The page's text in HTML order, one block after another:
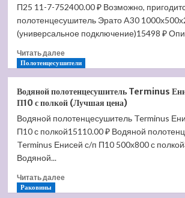
30*30/30*10
П15
4
дер.накл.12шт
цена)
П25 11-7-752400.00 ₽ Возможно,
полотенцесушитель Эрато A30
(универсальное подключение)15498 ₽
Читать далееПрочитать
больше
водяной
Benetto
Римини
30*30/10*30
П25
7
Полотенцесушители
Водяной полотенцесушитель Terminus
П10 с полкой (Лучшая цена)
Водяной полотенцесушитель Terminus
П10 с полкой15110.00 ₽ Водяной
Terminus Енисей с/п П10 500х800 с
Водяной...
Читать далееПрочитать
Раковины